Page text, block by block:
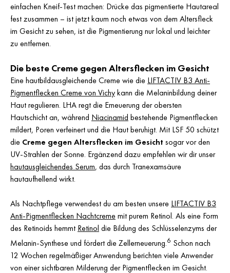
einfachen Kneif-Test machen: Drücke das pigmentierte Hautareal
fest zusammen – ist jetzt kaum noch etwas von dem Altersfleck
im Gesicht zu sehen, ist die Pigmentierung nur lokal und leichter
zu entfernen.
Die beste Creme gegen Altersflecken im Gesicht
Eine hautbildausgleichende Creme wie die LIFTACTIV B3 Anti-
Pigmentflecken Creme von Vichykann die Melaninbildung deiner
Haut regulieren. LHA regt die Erneuerung der obersten
Hautschicht an, während Niacinamid bestehende Pigmentflecken
mildert, Poren verfeinert und die Haut beruhigt. Mit LSF 50 schützt
die Creme gegen Altersflecken im Gesicht sogar vor den
UV-Strahlen der Sonne. Ergänzend dazu empfehlen wir dir unser
hautausgleichendes Serum, das durch Tranexamsäure
hautaufhellend wirkt.
Als Nachtpflege verwendest du am besten unsere LIFTACTIV B3
Anti-Pigmentflecken Nachtcrememit purem Retinol. Als eine Form
des Retinoids hemmt Retinol die Bildung des Schlüsselenzyms der
Melanin-Synthese und fördert die Zellerneuerung.6 Schon nach
12 Wochen regelmäßiger Anwendung berichten viele Anwender
von einer sichtbaren Milderung der Pigmentflecken im Gesicht.